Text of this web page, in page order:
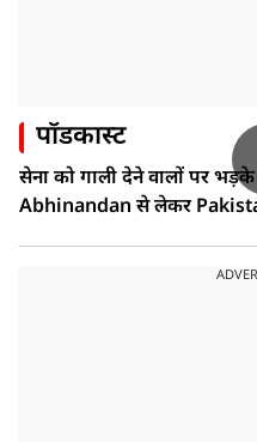
पॉडकास्ट
सेना को गाली देने वालों पर
Abhinandan से लेकर